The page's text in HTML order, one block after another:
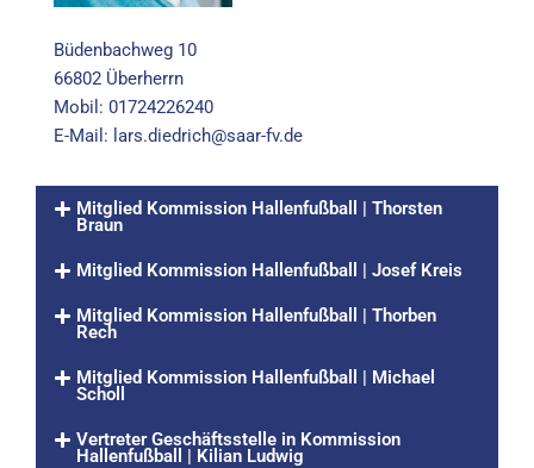
Büdenbachweg 10
66802 Überherrn
Mobil: 01724226240
E-Mail: lars.diedrich@saar-fv.de
Mitglied Kommission Hallenfußball | Thorsten
Braun
Mitglied Kommission Hallenfußball | Josef Kreis
Mitglied Kommission Hallenfußball | Thorben
Rech
Mitglied Kommission Hallenfußball | Michael
Scholl
Vertreter Geschäftsstelle in Kommission
Hallenfußball | Kilian Ludwig